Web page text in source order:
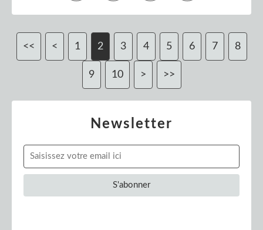
<< < 1 2 3 4 5 6 7 8
9 10 20
30
> >>
Newsletter